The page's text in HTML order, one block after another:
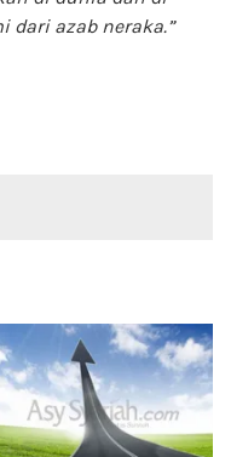
dari azab neraka.”